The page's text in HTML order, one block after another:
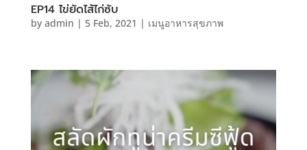
EP14 ไข่ยัดไส้ไก่ซับ
by admin | 5 Feb, 2021 | เมนูอาหารสุขภาพ